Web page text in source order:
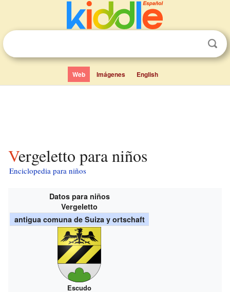
Web Imágenes English
Vergeletto para niños
Enciclopedia para niños
Datos para niños
Vergeletto
antigua comuna de Suiza y ortschaft
Escudo